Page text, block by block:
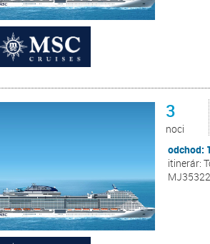
3
noci
odchod:
itinerár: